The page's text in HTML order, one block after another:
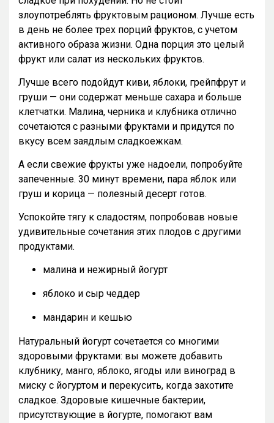
злоупотреблять фруктовым рационом. Лучше есть
в день не более трех порций фруктов, с учетом
активного образа жизни. Одна порция это целый
фрукт или салат из нескольких фруктов.
Лучше всего подойдут киви, яблоки, грейпфрут и
груши — они содержат меньше сахара и больше
клетчатки. Малина, черника и клубника отлично
сочетаются с разными фруктами и придутся по
вкусу всем заядлым сладкоежкам.
А если свежие фрукты уже надоели, попробуйте
запеченные. 30 минут времени, пара яблок или
груш и корица — полезный десерт готов.
Успокойте тягу к сладостям, попробовав новые
удивительные сочетания этих плодов с другими
продуктами.
малина и нежирный йогурт
яблоко и сыр чеддер
мандарин и кешью
Натуральный йогурт сочетается со многими
здоровыми фруктами: вы можете добавить
клубнику, манго, яблоко, ягоды или виноград в
миску с йогуртом и перекусить, когда захотите
сладкое. Здоровые кишечные бактерии,
присутствующие в йогурте, помогают вам